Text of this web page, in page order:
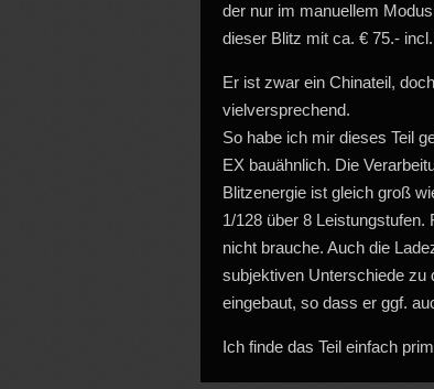
der nur im manuellem
dieser Blitz mit ca. € 75.-
Er ist zwar ein Chinateil,
vielversprechend.
So habe ich mir dieses Teil
EX bauähnlich. Die
Blitzenergie ist gleich groß
1/128 über 8
nicht brauche. Auch die
subjektiven Unterschiede zu
eingebaut, so dass er ggf.
Ich finde das Teil einfach